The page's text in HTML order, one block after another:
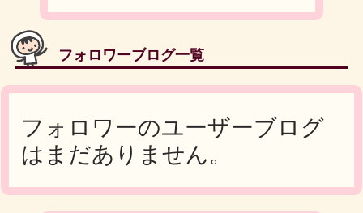
フォロワーブログ一覧
フォロワーのユーザーブログ
はまだありません。